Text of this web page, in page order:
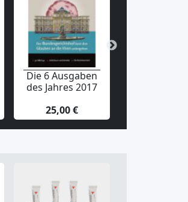
Die 6 Ausgaben
des Jahres 2017
25,00 €